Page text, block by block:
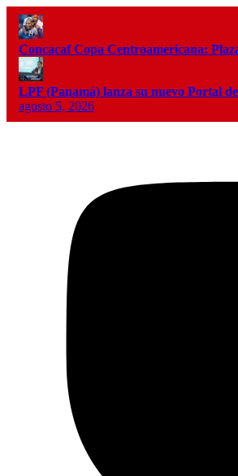
Concacaf Copa Centroamericana:
LPF (Panamá) lanza su nuevo Portal
agosto 5, 2026